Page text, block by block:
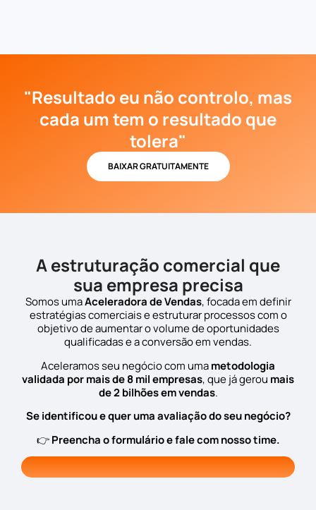
"Resultado eu não controlo, mas
cada um tem o resultado que
tolera"
BAIXAR GRATUITAMENTE
A estruturação comercial que
sua empresa precisa
Somos umaAceleradora de Vendas, focada em definir
estratégias comerciais e estruturar processos com o
objetivo de aumentar o volume de oportunidades
qualificadas e a conversão em vendas.
Aceleramos seu negócio com umametodologia
validada por mais de 8 mil empresas, que já gerou mais
de 2 bilhões em vendas.
Se identificou e quer uma avaliação do seu negócio?
👉Preencha o formulário e fale com nosso time.